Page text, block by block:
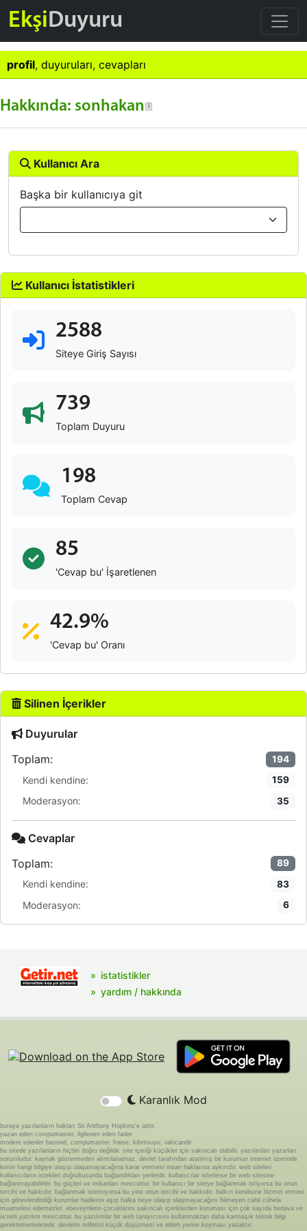
EkşiDuyuru
profil, duyuruları, cevapları
Hakkında: sonhakan
Kullanıcı Ara
Başka bir kullanıcıya git
Kullanıcı İstatistikleri
2588
Siteye Giriş Sayısı
739
Toplam Duyuru
198
Toplam Cevap
85
'Cevap bu' İşaretlenen
42.9%
'Cevap bu' Oranı
Silinen İçerikler
Duyurular
Toplam:
194
Kendi kendine: 159
Moderasyon: 35
Cevaplar
Toplam:
89
Kendi kendine: 83
Moderasyon: 6
istatistikler
yardım / hakkında
Karanlık Mod
buraya yazılanların hakları Sir Anthony Hopkins'e aittir.
yazan eden compumaster, ilgilenen eden fader
modere edenler basond, compumaster, fraise, kibritsuyu, rakicandir
bu sitede yazılanların hiçbiri doğru değildir. site içeriği küçükler için sakıncalı olabilir. yazılardan yazarları
sorumludur. kaynak göstermeden alıntılanamaz. devlet tarafından atanmış bir kurumun internet üzerinde
kimin hangi bilgiye ulaşıp ulaşamayacağına karar vermesi insan haklarına aykırıdır. web siteleri
kullanıcıların istekleri doğrultusunda bağlandıkları yerlerdir. kullanıcılar isterlerse bir web sitesine
bağlanmayabilirler. bu güçleri ve imkanları mevcuttur. bir kullanıcı bir siteye bağlanmak istiyorsa bu onun
tercihi ve hakkıdır. bağlanmak istemiyorsa bu yine onun tercihi ve hakkıdır. halkın kendisine hizmet etmesi
için görevlendirdiği kurumlar hadlerini aşıp halka neye ulaşıp ulaşmayacağını bilmeyen cahil cühela
muamelesi edemezler. ebeveynlerin çocuklarını sakıncalı içeriklerden koruması için çok sayıda bedava ve
ücretli yazılım mevcuttur. bu yazılımlar bir web tarayıcısını kullanmaktan daha karmaşık teknik bilgi
gerektirmemektedir. devletin milletini küçük düşürmesi ve ebleh yerine koyması yasaktır.